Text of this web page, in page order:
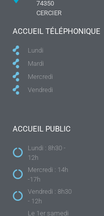
74350
CERCIER
ACCUEIL TÉLÉPHONIQUE
Lundi
Mardi
Mercredi
Vendredi
ACCUEIL PUBLIC
Lundi : 8h30 -
12h
Mercredi : 14h
-17h
Vendredi : 8h30
- 12h
Le 1er samedi